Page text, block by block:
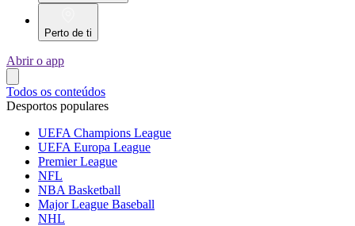
Perto de ti
Abrir o app
Todos os conteúdos
Desportos populares
UEFA Champions League
UEFA Europa League
Premier League
NFL
NBA Basketball
Major League Baseball
NHL